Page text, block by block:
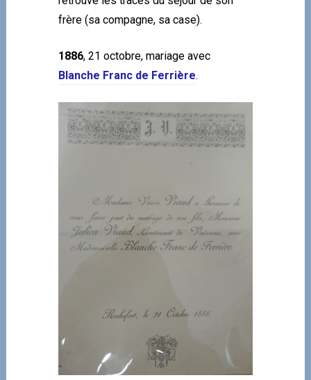
frère (sa compagne, sa case).
1886, 21 octobre, mariage avec
Blanche Franc de Ferrière.